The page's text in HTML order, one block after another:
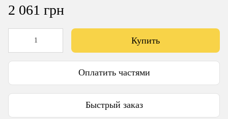
2 061 грн
Купить
Оплатить частями
Быстрый заказ